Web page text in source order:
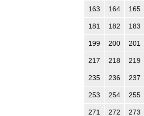
163 164 165
181 182 183
199 200 201
217 218 219
235 236 237
253 254 255
271 272 273